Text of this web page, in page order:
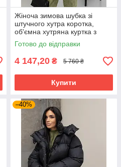
Жіноча зимова шубка зі
штучного хутра коротка,
об'ємна хутряна куртка з
утеплювачем слімтекс 42–52
чорна
Готово до відправки
4 147,20 ₴ 5 760 ₴
Купити
–40%